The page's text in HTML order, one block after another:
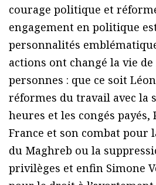
courage politique et
engagement en politique
personnalités
actions ont changé la vie
personnes : que ce soit
réformes du travail avec la
heures et les congés payés,
France et son combat pour
du Maghreb ou la
privilèges et enfin Simone